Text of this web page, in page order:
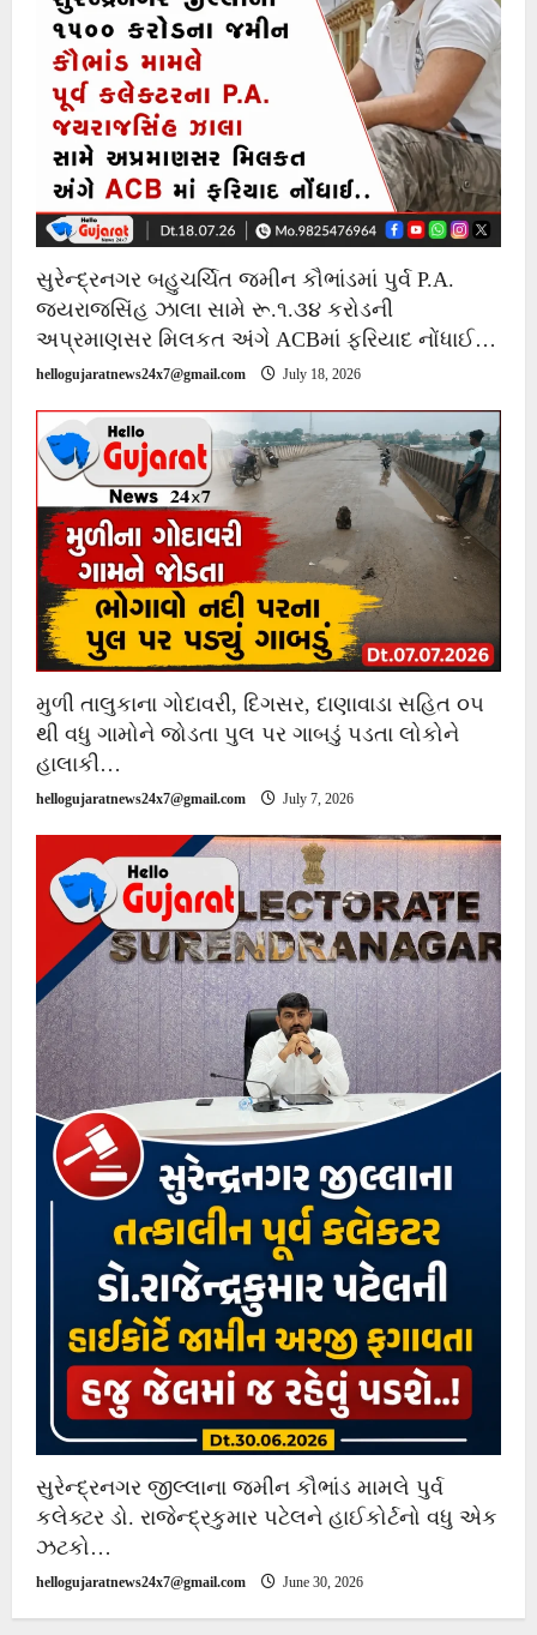
સુરેન્દ્રનગર બહુચર્ચિત જમીન કૌભાંડમાં પુર્વ P.A.
જયરાજસિંહ ઝાલા સામે રૂ.૧.૩૪ કરોડની
અપ્રમાણસર મિલકત અંગે ACBમાં ફરિયાદ નોંધાઈ…
hellogujaratnews24x7@gmail.com July 18, 2026
મુળી તાલુકાના ગોદાવરી, દિગસર, દાણાવાડા સહિત ૦૫
થી વધુ ગામોને જોડતા પુલ પર ગાબડું પડતા લોકોને
હાલાકી…
hellogujaratnews24x7@gmail.com July 7, 2026
સુરેન્દ્રનગર જીલ્લાના જમીન કૌભાંડ મામલે પુર્વ
કલેક્ટર ડો. રાજેન્દ્રકુમાર પટેલને હાઈકોર્ટનો વધુ એક
ઝટકો…
hellogujaratnews24x7@gmail.com June 30, 2026